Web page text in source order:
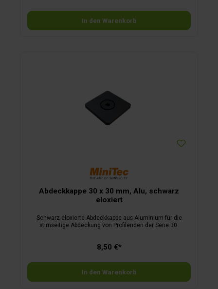
Gelenkpunkt zusammenschrauben
In den Warenkorb
Abdeckkappe 30 x 30 mm, Alu, schwarz
eloxiert
Schwarz eloxierte Abdeckkappe aus Aluminium für die
stirnseitige Abdeckung von Profilenden der Serie 30.
8,50 €*
In den Warenkorb